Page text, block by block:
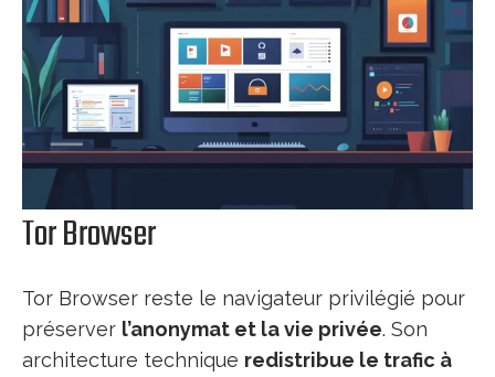
Tor Browser
Tor Browser reste le navigateur privilégié pour
préserver l’anonymat et la vie privée. Son
architecture technique redistribue le trafic à